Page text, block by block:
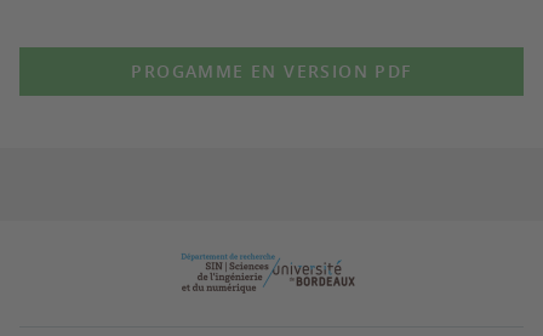
PROGAMME EN VERSION PDF